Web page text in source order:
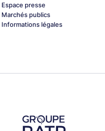
Espace presse
Marchés publics
Informations légales